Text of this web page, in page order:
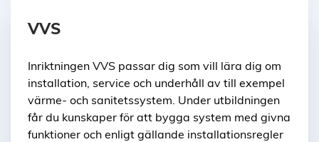
VVS
Inriktningen VVS passar dig som vill lära dig om
installation, service och underhåll av till exempel
värme- och sanitetssystem. Under utbildningen
får du kunskaper för att bygga system med givna
funktioner och enligt gällande installationsregler